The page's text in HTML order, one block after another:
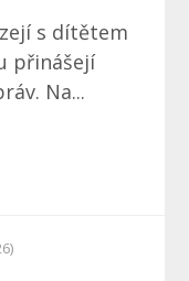
s dítětem
přinášejí
Na...